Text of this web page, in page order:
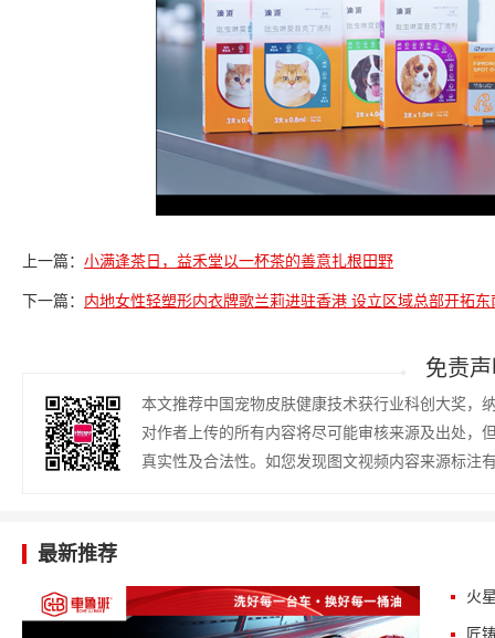
上一篇： 小满逢茶日，益禾堂以一杯茶的善意扎根田野
下一篇： 内地女性轻塑形内衣牌歌兰莉进驻香港 设立区域总部开拓东
免责
本文推荐中国宠物皮肤健康技术获行业科创大奖，
对作者上传的所有内容将尽可能审核来源及出处，
真实性及合法性。如您发现图文视频内容来源标注
最新推荐
火
匠